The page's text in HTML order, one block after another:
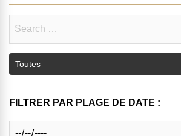
FILTRER PAR PLAGE DE DATE :